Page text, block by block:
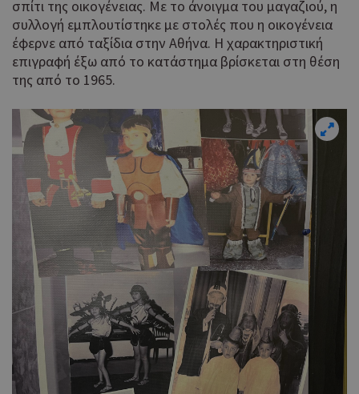
σπίτι της οικογένειας. Με το άνοιγμα του μαγαζιού, η
συλλογή εμπλουτίστηκε με στολές που η οικογένεια
έφερνε από ταξίδια στην Αθήνα. Η χαρακτηριστική
επιγραφή έξω από το κατάστημα βρίσκεται στη θέση
της από το 1965.